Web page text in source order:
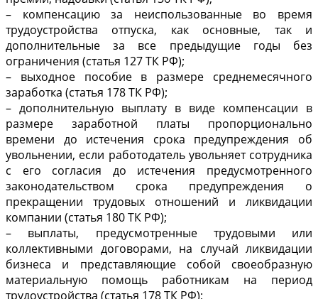
– компенсацию за неиспользованные во время
трудоустройства отпуска, как основные, так и
дополнительные за все предыдущие годы без
ограничения (статья 127 ТК РФ);
– выходное пособие в размере среднемесячного
заработка (статья 178 ТК РФ);
– дополнительную выплату в виде компенсации в
размере заработной платы пропорционально
времени до истечения срока предупреждения об
увольнении, если работодатель увольняет сотрудника
с его согласия до истечения предусмотренного
законодательством срока предупреждения о
прекращении трудовых отношений и ликвидации
компании (статья 180 ТК РФ);
– выплаты, предусмотренные трудовыми или
коллективными договорами, на случай ликвидации
бизнеса и представляющие собой своеобразную
материальную помощь работникам на период
трудоустройства (статья 178 ТК РФ);